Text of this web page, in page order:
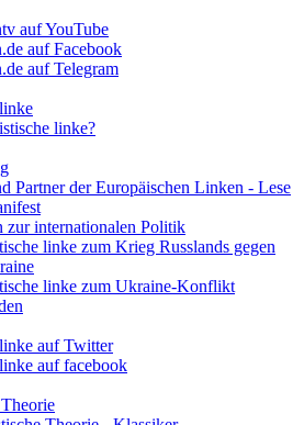
auf YouTube
auf Facebook
auf Telegram
linke?
Partner der Europäischen Linken - Lese
zur internationalen Politik
linke zum Krieg Russlands gegen
linke zum Ukraine-Konflikt
auf Twitter
auf facebook